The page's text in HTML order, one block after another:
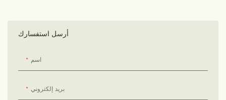
أرسل استفسارك
اسم
بريد إلكتروني
المعارض.